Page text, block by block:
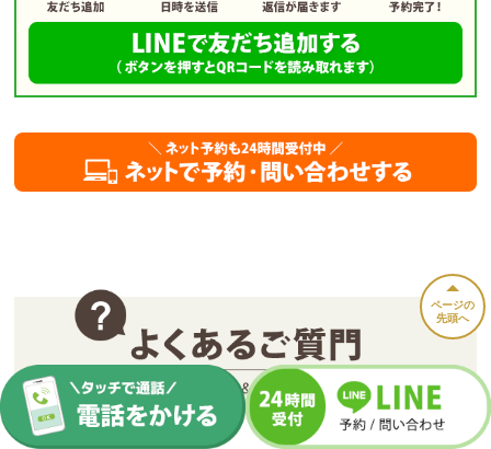
ページの
先頭へ